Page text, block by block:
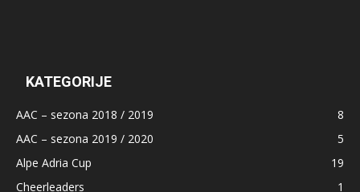
KATEGORIJE
AAC – sezona 2018 / 2019
8
AAC – sezona 2019 / 2020
5
Alpe Adria Cup
19
Cheerleaders
1